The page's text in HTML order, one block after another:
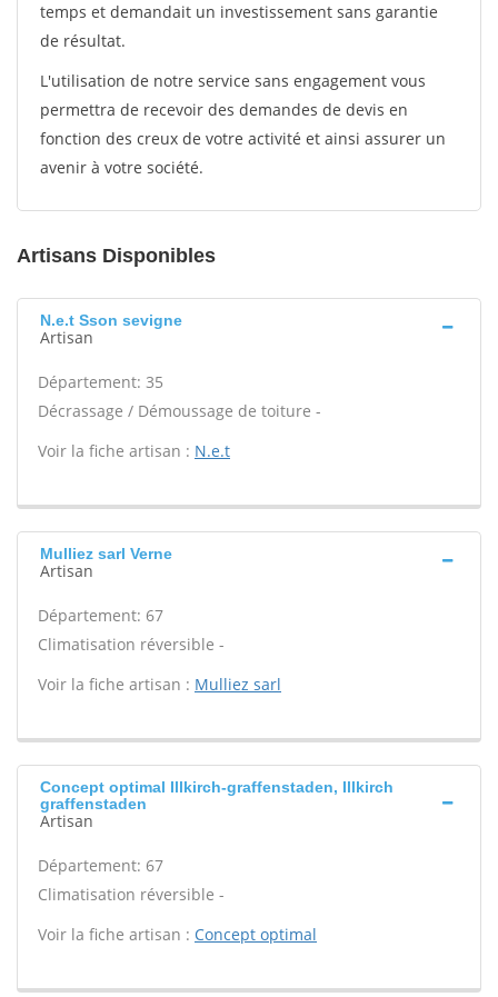
temps et demandait un investissement sans garantie
de résultat.
L'utilisation de notre service sans engagement vous
permettra de recevoir des demandes de devis en
fonction des creux de votre activité et ainsi assurer un
avenir à votre société.
Artisans Disponibles
N.e.t Sson sevigne
Artisan
Département: 35
Décrassage / Démoussage de toiture -
Voir la fiche artisan : N.e.t
Mulliez sarl Verne
Artisan
Département: 67
Climatisation réversible -
Voir la fiche artisan : Mulliez sarl
Concept optimal Illkirch-graffenstaden, Illkirch
graffenstaden
Artisan
Département: 67
Climatisation réversible -
Voir la fiche artisan : Concept optimal